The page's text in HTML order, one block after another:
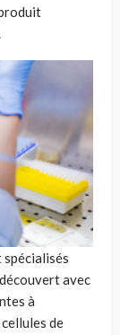
avec
à
de